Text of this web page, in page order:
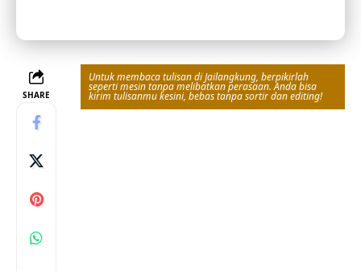
SHARE
Untuk membaca tulisan di Jailangkung, berpikirlah
seperti mesin tanpa melibatkan perasaan. Anda bisa
kirim tulisanmu kesini, bebas tanpa sortir dan editing!